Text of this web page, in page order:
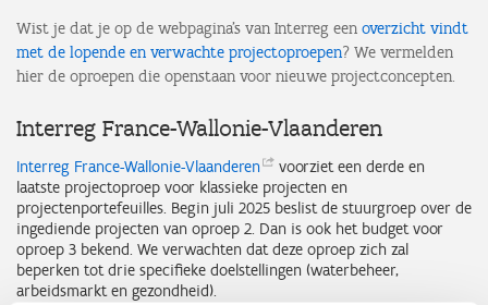
Wist je dat je op de webpagina’s van Interreg een overzicht vindt
met de lopende en verwachte projectoproepen? We vermelden
hier de oproepen die openstaan voor nieuwe projectconcepten.
Interreg France-Wallonie-Vlaanderen
Interreg France-Wallonie-Vlaanderen
voorziet een derde en
laatste projectoproep voor klassieke projecten en
projectenportefeuilles. Begin juli 2025 beslist de stuurgroep over de
ingediende projecten van oproep 2. Dan is ook het budget voor
oproep 3 bekend. We verwachten dat deze oproep zich zal
beperken tot drie specifieke doelstellingen (waterbeheer,
arbeidsmarkt en gezondheid).